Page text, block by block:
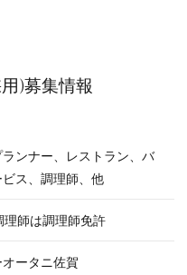
)募集情報
ンナー、レストラン、バ
ス、調理師、他
理師は調理師免許
ータニ佐賀